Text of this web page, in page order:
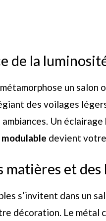
de la
un salon
des voilages
Un
devient
matières et
s’invitent dans un
décoration. Le métal